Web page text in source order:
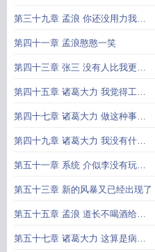
第三十九章 孟浪 你还没用力我就
倒下了
第四十一章 孟浪憨憨一笑
第四十三章 张三 没有人比我更懂
法律
第四十五章 诸葛大力 我觉得工作
要紧
第四十七章 诸葛大力 做这种事原
来真的这么爽
第四十九章 诸葛大力 我没有什么
短板
第五十一章 系统 介似李没有玩过
的船新版本
第五十三章 新的风暴又已经出现了
第五十五章 孟浪 道长不喝酒给他
来杯长岛冰茶
第五十七章 诸葛大力 这算是病人